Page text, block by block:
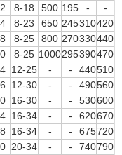
8-18 500 195 -
-
8-23 650 245310420
8-25 800 270330440
8-25 1000295390470
12-25 - - 440510
12-30 - - 490560
16-30 - - 530600
16-34 - - 620670
16-34 - - 675720
20-34 - - 740790